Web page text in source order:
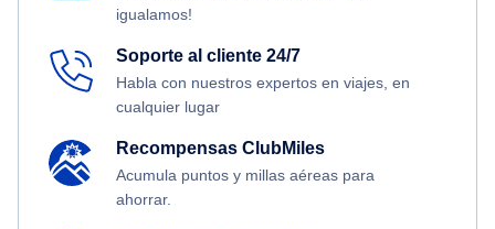
igualamos!
Soporte al cliente 24/7
Habla con nuestros expertos en viajes, en
cualquier lugar
Recompensas ClubMiles
Acumula puntos y millas aéreas para
ahorrar.